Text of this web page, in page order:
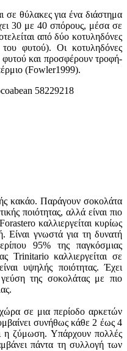
σε θύλακες για ένα διάστημα
30 με 40 σπόρους, μέσα σε
από δύο κοτυληδόνες
φυτού). Οι κοτυληδόνες
και προσφέρουν τροφή-
(Fowler1999).
κακάο. Παράγουν σοκολάτα
ποιότητας, αλλά είναι πιο
καλλιεργείται κυρίως
Είναι γνωστά για τη δυνατή
95% της παγκόσμιας
Trinitario καλλιεργείται σε
υψηλής ποιότητας. Έχει
της σοκολάτας με πιο
σε μια περίοδο αρκετών
συνήθως κάθε 2 έως 4
η ζύμωση. Υπάρχουν πολλές
πάντα τη συλλογή των